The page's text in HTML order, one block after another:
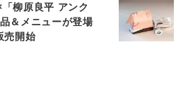
「柳原良平 アンク
＆メニューが登場
売開始